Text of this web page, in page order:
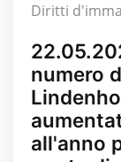
Diritti
numero
all'anno